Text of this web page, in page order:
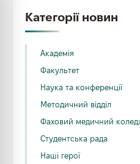
Категорії новин
Академія
Факультет
Наука та конференції
Методичний відділ
Фаховий медичний
Студентська рада
Наші герої